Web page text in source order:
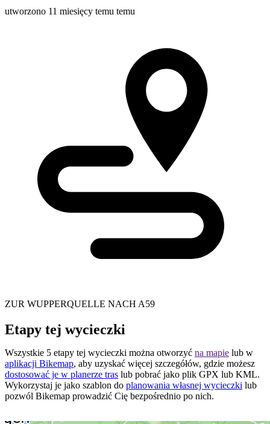
utworzono 11 miesięcy temu temu
ZUR WUPPERQUELLE NACH A59
Etapy tej wycieczki
Wszystkie 5 etapy tej wycieczki można otworzyć na mapie lub w
aplikacji Bikemap, aby uzyskać więcej szczegółów, gdzie możesz
dostosować je w planerze tras lub pobrać jako plik GPX lub KML.
Wykorzystaj je jako szablon do planowania własnej wycieczki lub
pozwól Bikemap prowadzić Cię bezpośrednio po nich.